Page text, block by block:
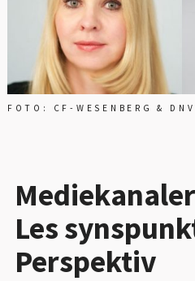
FOTO: CF-WESENBERG & DNV
Les
Perspektiv